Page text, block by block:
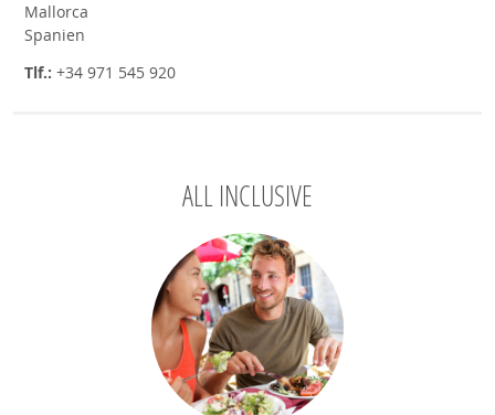
Mallorca
Spanien
Tlf.: +34 971 545 920
ALL INCLUSIVE